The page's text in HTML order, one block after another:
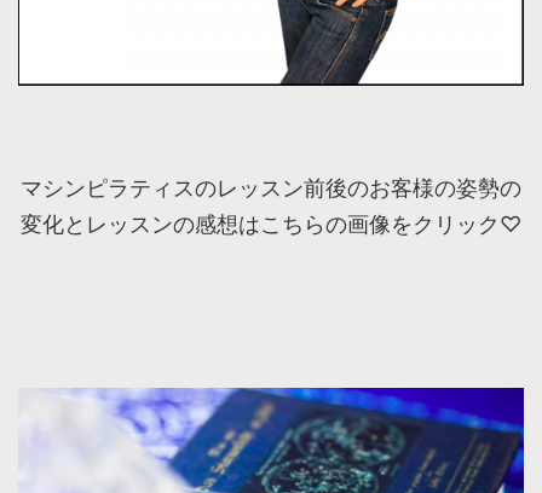
マシンピラティスのレッスン前後のお客様の姿勢の
変化とレッスンの感想はこちらの画像をクリック♡